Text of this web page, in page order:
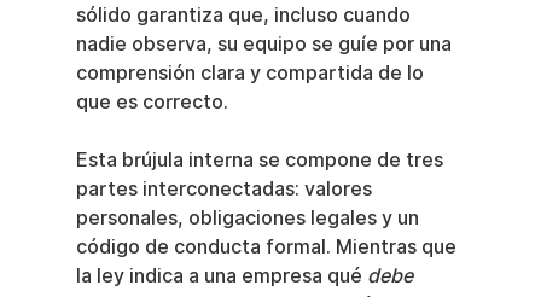
sólido garantiza que, incluso cuando
nadie observa, su equipo se guíe por una
comprensión clara y compartida de lo
que es correcto.
Esta brújula interna se compone de tres
partes interconectadas: valores
personales, obligaciones legales y un
código de conducta formal. Mientras que
la ley indica a una empresa qué debe